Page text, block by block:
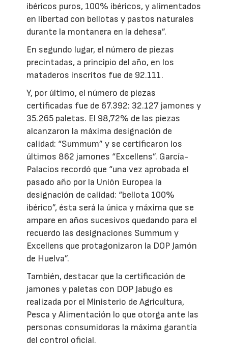
ibéricos puros, 100% ibéricos, y alimentados
en libertad con bellotas y pastos naturales
durante la montanera en la dehesa”.
En segundo lugar, el número de piezas
precintadas, a principio del año, en los
mataderos inscritos fue de 92.111.
Y, por último, el número de piezas
certificadas fue de 67.392: 32.127 jamones y
35.265 paletas. El 98,72% de las piezas
alcanzaron la máxima designación de
calidad: “Summum” y se certificaron los
últimos 862 jamones “Excellens”. García-
Palacios recordó que “una vez aprobada el
pasado año por la Unión Europea la
designación de calidad: “bellota 100%
ibérico”, ésta será la única y máxima que se
ampare en años sucesivos quedando para el
recuerdo las designaciones Summum y
Excellens que protagonizaron la DOP Jamón
de Huelva”.
También, destacar que la certificación de
jamones y paletas con DOP Jabugo es
realizada por el Ministerio de Agricultura,
Pesca y Alimentación lo que otorga ante las
personas consumidoras la máxima garantía
del control oficial.